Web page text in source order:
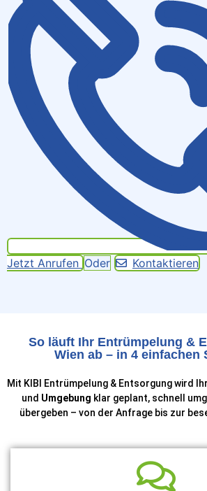
Jetzt Anrufen Oder Kontaktieren
So läuft Ihr Entrümpelung &
Wien ab – in 4 einfachen
Mit KIBI Entrümpelung & Entsorgung wird
und Umgebung klar geplant, schnell
übergeben – von der Anfrage bis zur